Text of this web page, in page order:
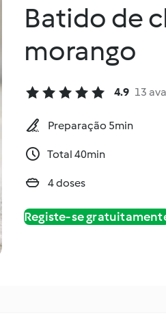
Batido de
morango
4.9 13
Preparação 5min
Total 40min
4 doses
Registe-se